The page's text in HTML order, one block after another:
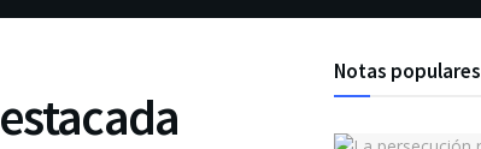
Notas populares